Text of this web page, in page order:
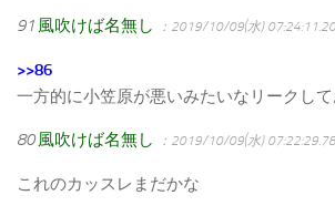
91 風吹けば名無し ：2019/10/09(水) 07:24:11.20
>>86
一方的に小笠原が悪いみたいなリークし
80 風吹けば名無し ：2019/10/09(水) 07:22:29.78
これのカッスレまだかな